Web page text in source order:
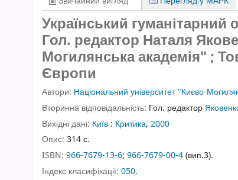
Український
Гол. редактор Наталя
Могилянська академія" ;
Європи
Автори: Національний університет "Києво-
Вторинна відповідальність: Гол. редактор
Вихідні дані: Київ : Критика, 2000
Опис: 314 с.
ISBN: 966-7679-13-6; 966-7679-00-4(вип.3).
Індекс класифікації: 050.